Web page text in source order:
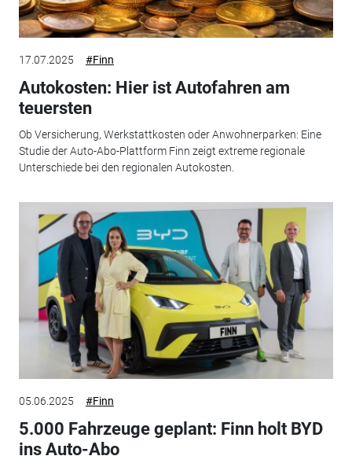
17.07.2025 #Finn
Autokosten: Hier ist Autofahren am
teuersten
Ob Versicherung, Werkstattkosten oder Anwohnerparken: Eine
Studie der Auto-Abo-Plattform Finn zeigt extreme regionale
Unterschiede bei den regionalen Autokosten.
05.06.2025 #Finn
5.000 Fahrzeuge geplant: Finn holt BYD
ins Auto-Abo